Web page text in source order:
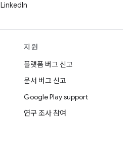
LinkedIn
지원
플랫폼 버그 신고
문서 버그 신고
Google Play support
연구 조사 참여